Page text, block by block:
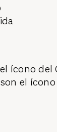
ícono del
el